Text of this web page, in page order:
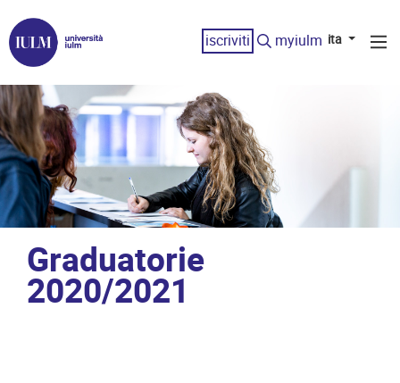
iscriviti myiulm ita
Graduatorie
2020/2021